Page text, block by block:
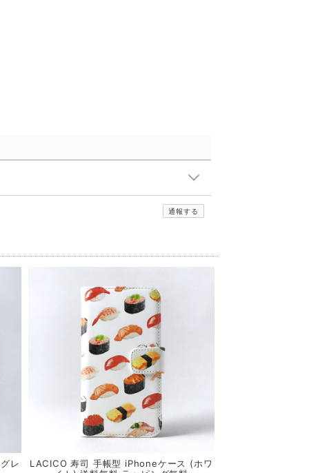
通報する
レ
LACICO 寿司 手帳型 iPhoneケース (ホワ